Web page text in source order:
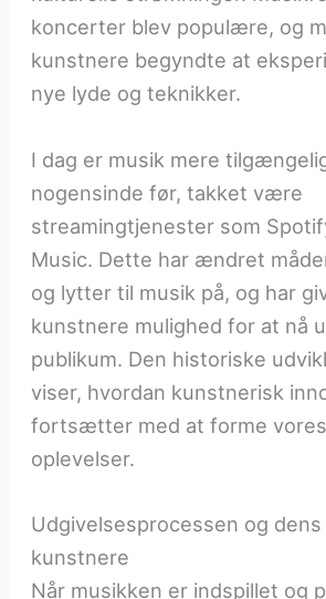
koncerter blev populære, og
kunstnere begyndte at
nye lyde og teknikker.
I dag er musik mere
nogensinde før, takket være
streamingtjenester som
Music. Dette har ændret
og lytter til musik på, og har
kunstnere mulighed for at nå
publikum. Den historiske
viser, hvordan kunstnerisk
fortsætter med at forme
oplevelser.
Udgivelsesprocessen og
kunstnere
Når musikken er indspillet og